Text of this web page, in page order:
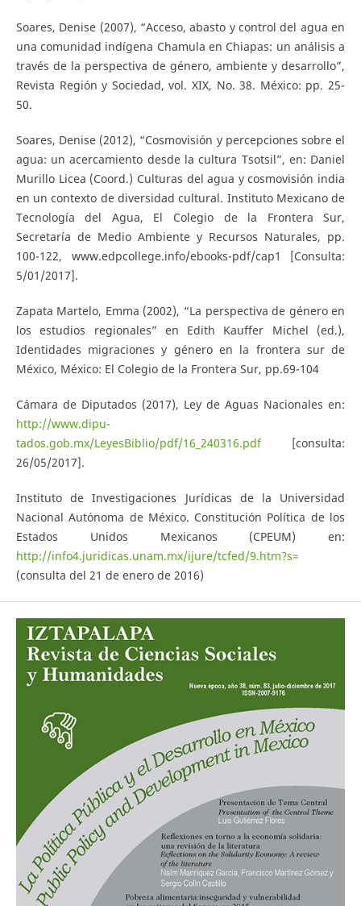
Soares, Denise (2007), “Acceso, abasto y control del agua en
una comunidad indígena Chamula en Chiapas: un análisis a
través de la perspectiva de género, ambiente y desarrollo”,
Revista Región y Sociedad, vol. XIX, No. 38. México: pp. 25-
50.
Soares, Denise (2012), “Cosmovisión y percepciones sobre el
agua: un acercamiento desde la cultura Tsotsil”, en: Daniel
Murillo Licea (Coord.) Culturas del agua y cosmovisión india
en un contexto de diversidad cultural. Instituto Mexicano de
Tecnología del Agua, El Colegio de la Frontera Sur,
Secretaría de Medio Ambiente y Recursos Naturales, pp.
100-122, www.edpcollege.info/ebooks-pdf/cap1 [Consulta:
5/01/2017].
Zapata Martelo, Emma (2002), “La perspectiva de género en
los estudios regionales” en Edith Kauffer Michel (ed.),
Identidades migraciones y género en la frontera sur de
México, México: El Colegio de la Frontera Sur, pp.69-104
Cámara de Diputados (2017), Ley de Aguas Nacionales en:
http://www.dipu-
tados.gob.mx/LeyesBiblio/pdf/16_240316.pdf[consulta:
26/05/2017].
Instituto de Investigaciones Jurídicas de la Universidad
Nacional Autónoma de México. Constitución Política de los
Estados Unidos Mexicanos (CPEUM) en:
http://info4.juridicas.unam.mx/ijure/tcfed/9.htm?s=
(consulta del 21 de enero de 2016)